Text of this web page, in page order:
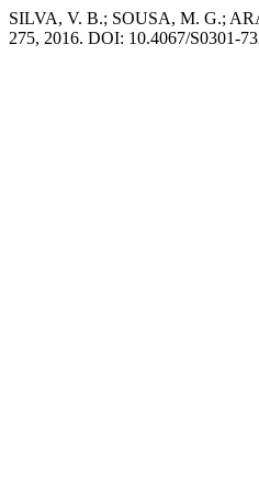
SILVA, V. B.; SOUSA, M. G.;
275, 2016. DOI: 10.4067/S0301-